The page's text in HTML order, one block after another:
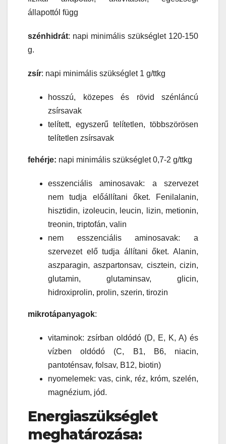
állapottól függ
szénhidrát: napi minimális szükséglet 120-150
g.
zsír: napi minimális szükséglet 1 g/ttkg
hosszú, közepes és rövid szénláncú
zsírsavak
telített, egyszerű telítetlen, többszörösen
telítetlen zsírsavak
fehérje: napi minimális szükséglet 0,7-2 g/ttkg
esszenciális aminosavak: a szervezet
nem tudja előállítani őket. Fenilalanin,
hisztidin, izoleucin, leucin, lizin, metionin,
treonin, triptofán, valin
nem esszenciális aminosavak: a
szervezet elő tudja állítani őket. Alanin,
aszparagin, aszpartonsav, cisztein, cizin,
glutamin, glutaminsav, glicin,
hidroxiprolin, prolin, szerin, tirozin
mikrotápanyagok:
vitaminok: zsírban oldódó (D, E, K, A) és
vízben oldódó (C, B1, B6, niacin,
pantoténsav, folsav, B12, biotin)
nyomelemek: vas, cink, réz, króm, szelén,
magnézium, jód.
Energiaszükséglet
meghatározása: